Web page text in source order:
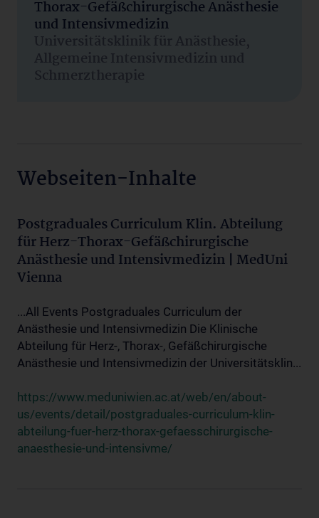
Thorax-Gefäßchirurgische Anästhesie
und Intensivmedizin
Universitätsklinik für Anästhesie,
Allgemeine Intensivmedizin und
Schmerztherapie
Webseiten-Inhalte
Postgraduales Curriculum Klin. Abteilung
für Herz-Thorax-Gefäßchirurgische
Anästhesie und Intensivmedizin | MedUni
Vienna
...All Events Postgraduales Curriculum der
Anästhesie und Intensivmedizin Die Klinische
Abteilung für Herz-, Thorax-, Gefäßchirurgische
Anästhesie und Intensivmedizin der Universitätsklin...
https://www.meduniwien.ac.at/web/en/about-
us/events/detail/postgraduales-curriculum-klin-
abteilung-fuer-herz-thorax-gefaesschirurgische-
anaesthesie-und-intensivme/